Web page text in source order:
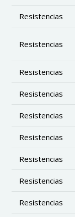
Resistencias
Resistencias
Resistencias
Resistencias
Resistencias
Resistencias
Resistencias
Resistencias
Resistencias